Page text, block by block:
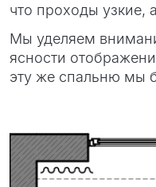
что проходы узкие,
Мы уделяем
ясности
эту же спальню мы